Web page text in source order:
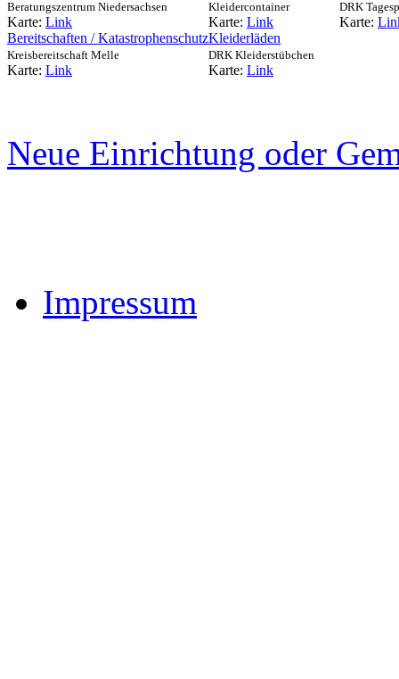
Beratungszentrum Niedersachsen
Karte: Link
Kleidercontainer
Karte: Link
DRK
Karte:
Bereitschaften / Katastrophenschutz
Kreisbereitschaft Melle
Karte: Link
Kleiderläden
DRK Kleiderstübchen
Karte: Link
Neue Einrichtung oder
Impressum